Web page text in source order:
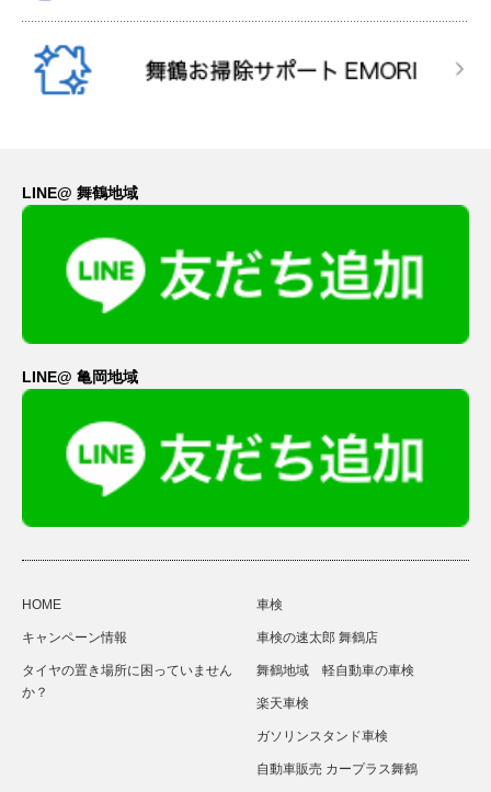
LINE@ 舞鶴地域
LINE@ 亀岡地域
HOME
キャンペーン情報
タイヤの置き場所に困っていません
か？
車検
車検の速太郎 舞鶴店
舞鶴地域 軽自動車の車検
楽天車検
ガソリンスタンド車検
自動車販売 カープラス舞鶴